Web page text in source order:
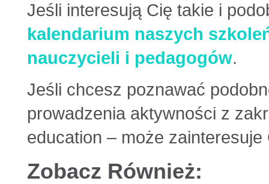
Jeśli interesują Cię takie i
kalendarium naszych
nauczycieli i pedagogów.
Jeśli chcesz poznawać
prowadzenia aktywności z
education – może
Zobacz Również: